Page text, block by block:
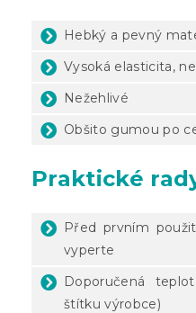
Hebký a pevný
Vysoká elasticita,
Nežehlivé
Obšito gumou po
Praktické
Před prvním
vyperte
Doporučená
štítku výrobce)